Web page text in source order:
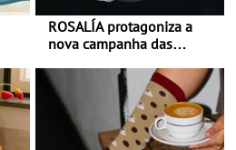
ROSALÍA protagoniza a
nova campanha das
Balance